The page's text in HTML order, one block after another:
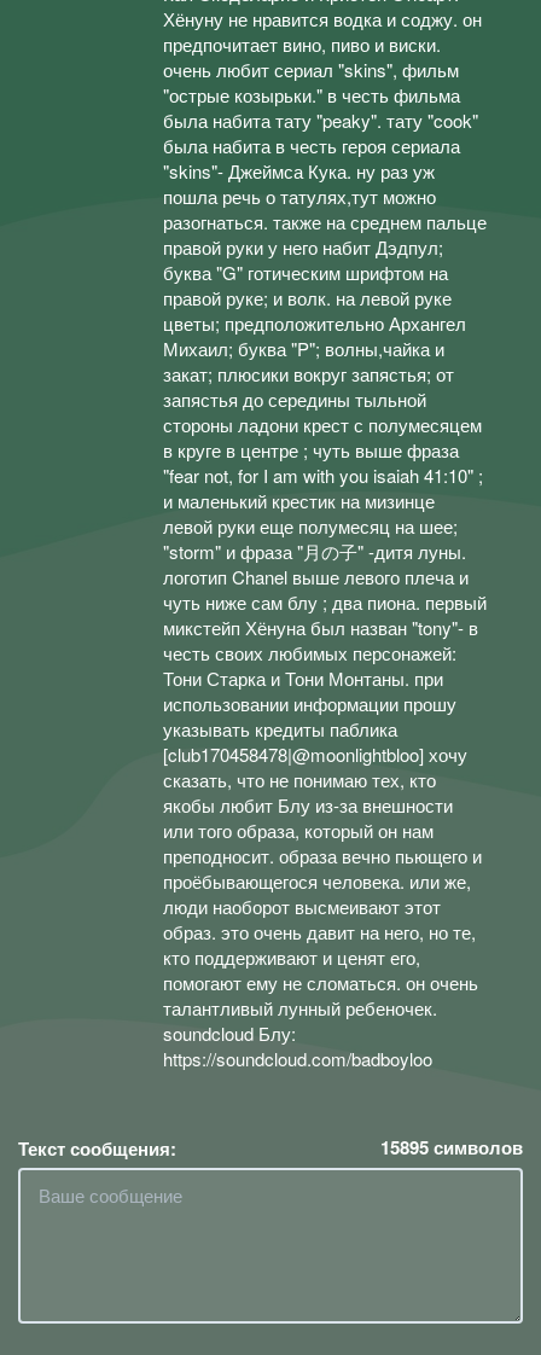
Хёнуну не нравится водка и соджу. он
предпочитает вино, пиво и виски.
очень любит сериал "skins", фильм
"острые козырьки." в честь фильма
была набита тату "peaky". тату "cook"
была набита в честь героя сериала
"skins"- Джеймса Кука. ну раз уж
пошла речь о татулях,тут можно
разогнаться. также на среднем пальце
правой руки у него набит Дэдпул;
буква "G" готическим шрифтом на
правой руке; и волк. на левой руке
цветы; предположительно Архангел
Михаил; буква "P"; волны,чайка и
закат; плюсики вокруг запястья; от
запястья до середины тыльной
стороны ладони крест с полумесяцем
в круге в центре ; чуть выше фраза
"fear not, for I am with you isaiah 41:10" ;
и маленький крестик на мизинце
левой руки еще полумесяц на шее;
"storm" и фраза "月の子" -дитя луны.
логотип Chanel выше левого плеча и
чуть ниже сам блу ; два пиона. первый
микстейп Хёнуна был назван "tony"- в
честь своих любимых персонажей:
Тони Старка и Тони Монтаны. при
использовании информации прошу
указывать кредиты паблика
[club170458478|@moonlightbloo] хочу
сказать, что не понимаю тех, кто
якобы любит Блу из-за внешности
или того образа, который он нам
преподносит. образа вечно пьющего и
проёбывающегося человека. или же,
люди наоборот высмеивают этот
образ. это очень давит на него, но те,
кто поддерживают и ценят его,
помогают ему не сломаться. он очень
талантливый лунный ребеночек.
soundcloud Блу:
https://soundcloud.com/badboyloo
Текст сообщения: 15895символов